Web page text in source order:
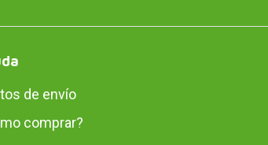
de envío
comprar?